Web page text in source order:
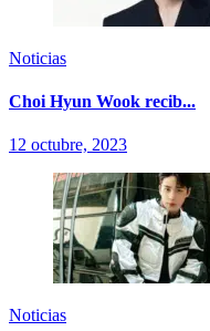
Noticias
Choi Hyun Wook recib...
12 octubre, 2023
Noticias